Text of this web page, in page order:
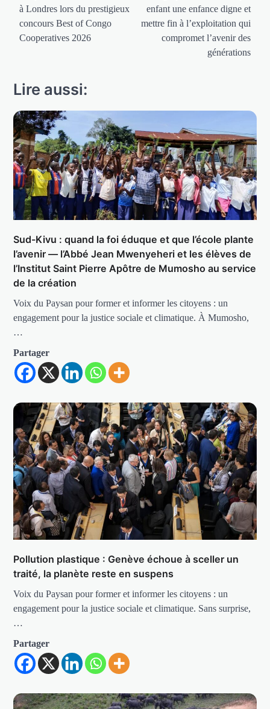
à Londres lors du prestigieux
concours Best of Congo
Cooperatives 2026
enfant une enfance digne et
mettre fin à l’exploitation qui
compromet l’avenir des
générations
Lire aussi:
Sud-Kivu : quand la foi éduque et que l’école plante
l’avenir — l’Abbé Jean Mwenyeheri et les élèves de
l’Institut Saint Pierre Apôtre de Mumosho au service
de la création
Voix du Paysan pour former et informer les citoyens : un
engagement pour la justice sociale et climatique. À Mumosho,
…
Partager
Pollution plastique : Genève échoue à sceller un
traité, la planète reste en suspens
Voix du Paysan pour former et informer les citoyens : un
engagement pour la justice sociale et climatique. Sans surprise,
…
Partager